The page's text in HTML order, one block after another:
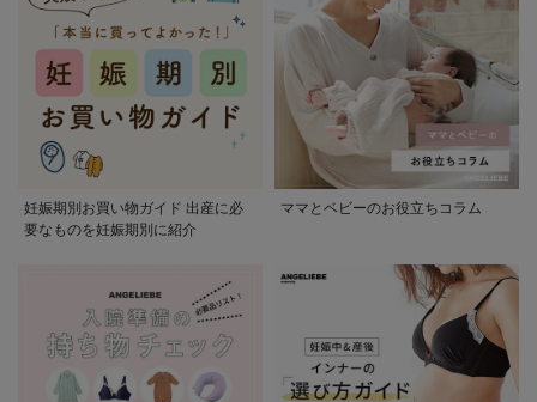
妊娠期別お買い物ガイド 出産に必
要なものを妊娠期別に紹介
ママとベビーのお役立ちコラム